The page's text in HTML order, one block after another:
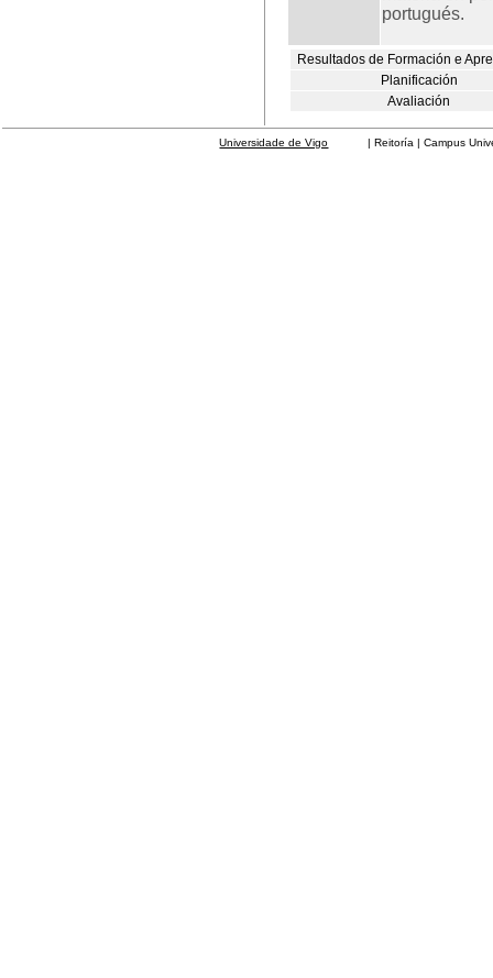
portugués.
Resultados de Formación e
Planificación
Avaliación
Universidade de Vigo | Reitoría | Campus